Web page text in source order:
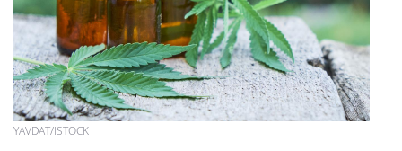
YAVDAT/ISTOCK